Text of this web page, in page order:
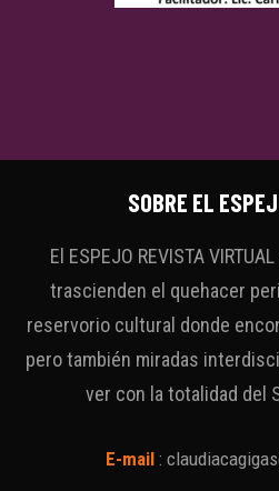
SOBRE EL
El ESPEJO REVISTA
trascienden el quehacer
reservorio cultural donde
pero también miradas
ver con la totalidad del
E-mail :